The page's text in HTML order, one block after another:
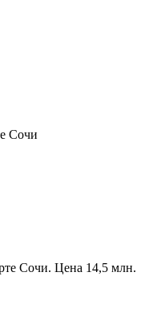
Сочи
Сочи. Цена 14,5 млн.